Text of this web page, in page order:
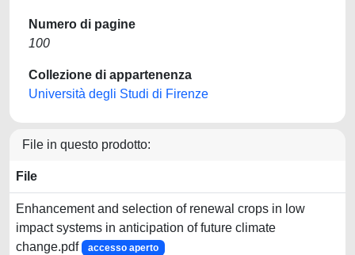
Numero di pagine
100
Collezione di appartenenza
Università degli Studi di Firenze
File in questo prodotto:
File
Enhancement and selection of renewal crops in low
impact systems in anticipation of future climate
change.pdf
accesso aperto